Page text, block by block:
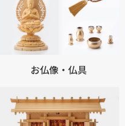
カートへ進む
お仏像・仏具